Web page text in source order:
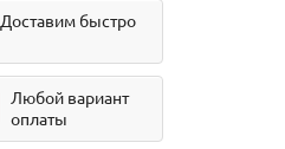
Доставим быстро
Любой вариант
оплаты